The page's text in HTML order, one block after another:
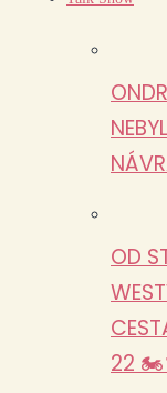
OD
22